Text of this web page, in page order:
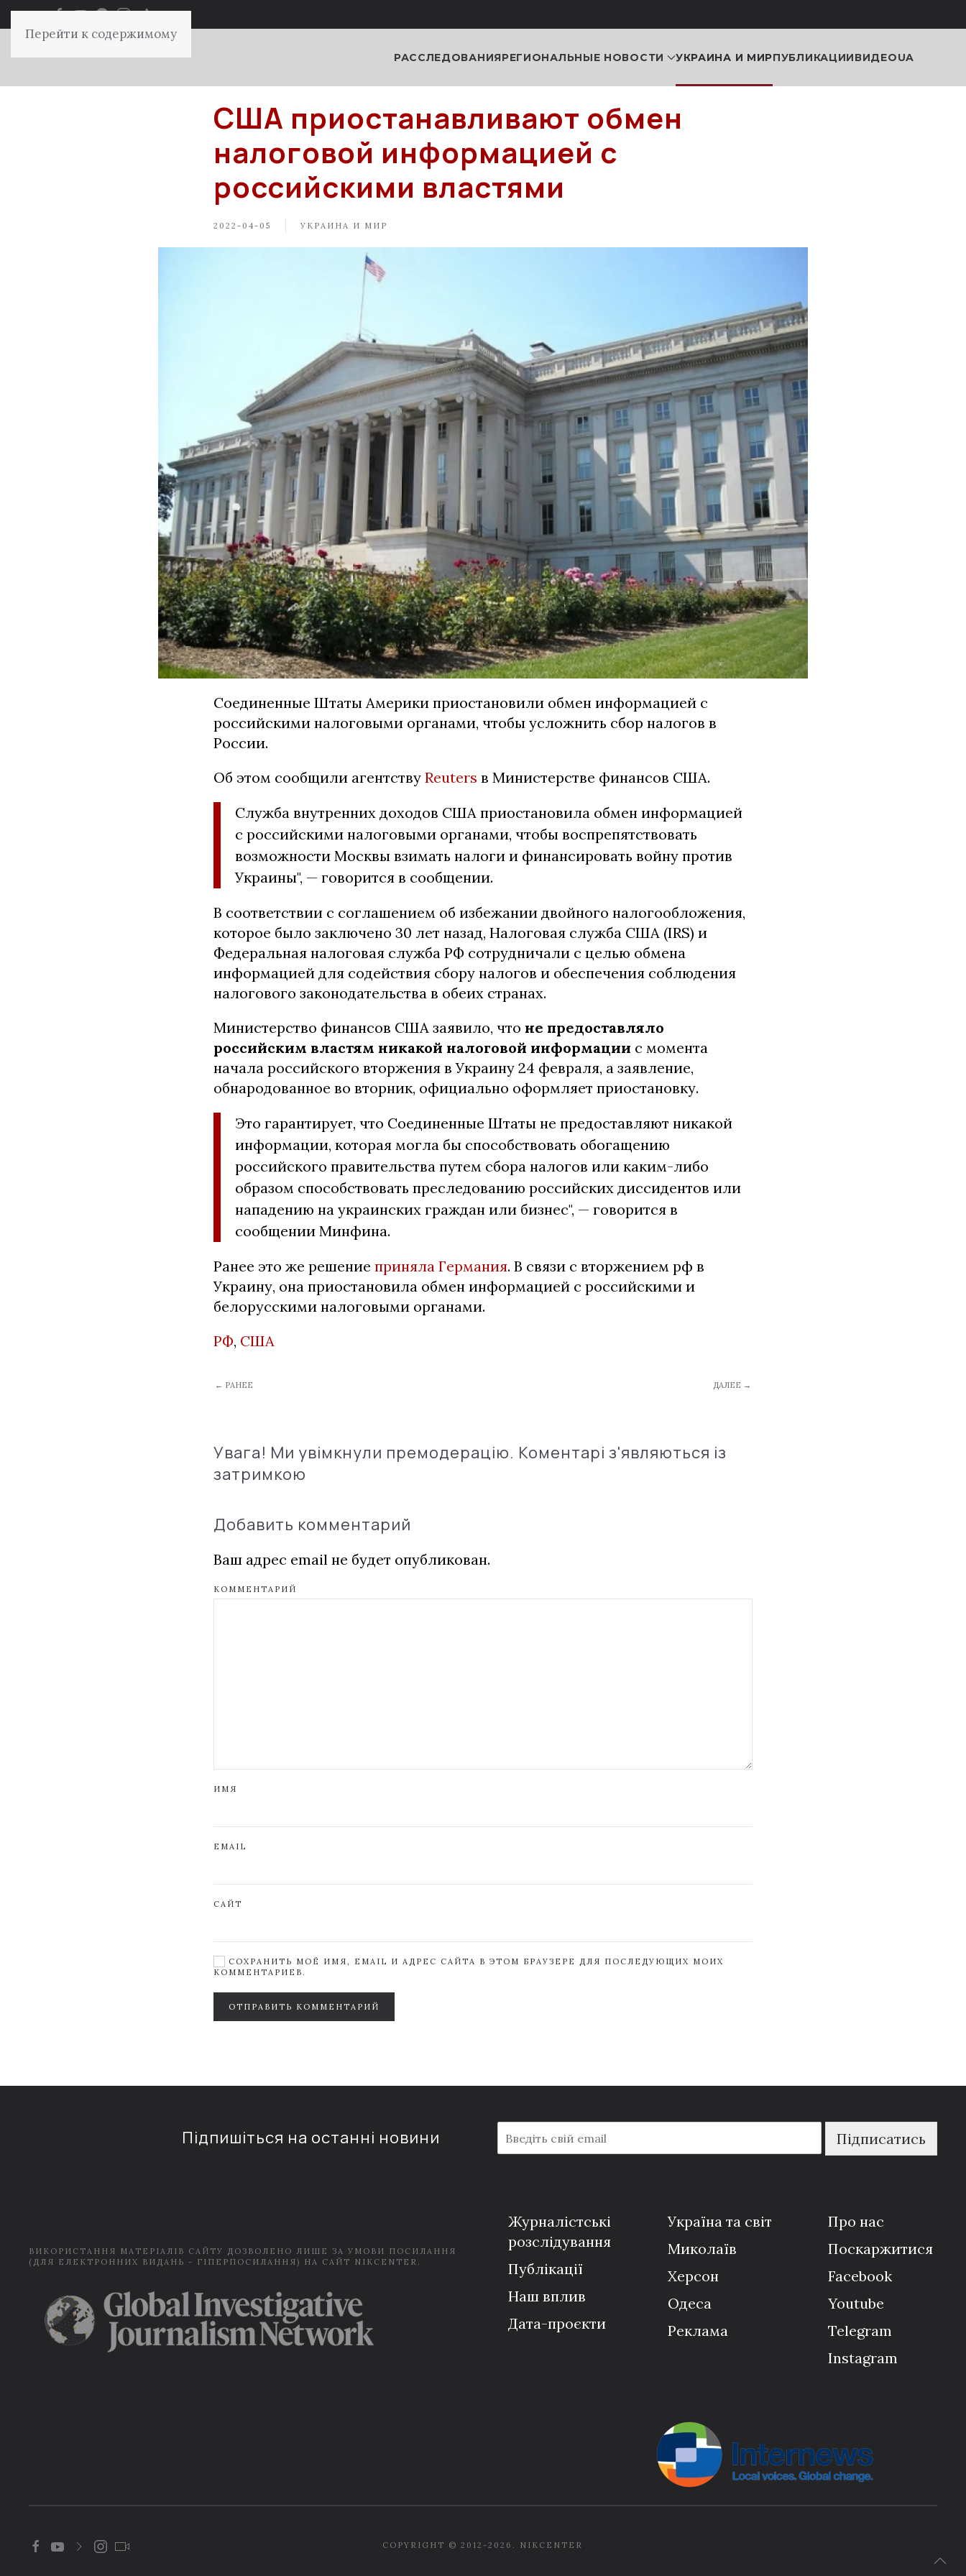
Перейти к содержимому
РАССЛЕДОВАНИЯРЕГИОНАЛЬНЫЕ НОВОСТИ УКРАИНА И МИРПУБЛИКАЦИИВИДЕОUA
США приостанавливают обмен
налоговой информацией с
российскими властями
2022-04-05 УКРАИНА И МИР
Соединенные Штаты Америки приостановили обмен информацией с
российскими налоговыми органами, чтобы усложнить сбор налогов в
России.
Об этом сообщили агентству Reuters в Министерстве финансов США.
Служба внутренних доходов США приостановила обмен информацией
с российскими налоговыми органами, чтобы воспрепятствовать
возможности Москвы взимать налоги и финансировать войну против
Украины", — говорится в сообщении.
В соответствии с соглашением об избежании двойного налогообложения,
которое было заключено 30 лет назад, Налоговая служба США (IRS) и
Федеральная налоговая служба РФ сотрудничали с целью обмена
информацией для содействия сбору налогов и обеспечения соблюдения
налогового законодательства в обеих странах.
Министерство финансов США заявило, что не предоставляло
российским властям никакой налоговой информации с момента
начала российского вторжения в Украину 24 февраля, а заявление,
обнародованное во вторник, официально оформляет приостановку.
Это гарантирует, что Соединенные Штаты не предоставляют никакой
информации, которая могла бы способствовать обогащению
российского правительства путем сбора налогов или каким-либо
образом способствовать преследованию российских диссидентов или
нападению на украинских граждан или бизнес", — говорится в
сообщении Минфина.
Ранее это же решение приняла Германия. В связи с вторжением рф в
Украину, она приостановила обмен информацией с российскими и
белорусскими налоговыми органами.
РФ, США
← РАНЕЕ ДАЛЕЕ →
Увага! Ми увімкнули премодерацію. Коментарі з'являються із
затримкою
Добавить комментарий
Ваш адрес email не будет опубликован.
КОММЕНТАРИЙ
ИМЯ
EMAIL
САЙТ
СОХРАНИТЬ МОЁ ИМЯ, EMAIL И АДРЕС САЙТА В ЭТОМ БРАУЗЕРЕ ДЛЯ ПОСЛЕДУЮЩИХ МОИХ
КОММЕНТАРИЕВ.
ОТПРАВИТЬ КОММЕНТАРИЙ
Підпишіться на останні новини
m
a
Підписатись
ВИКОРИСТАННЯ МАТЕРІАЛІВ САЙТУ ДОЗВОЛЕНО ЛИШЕ ЗА УМОВИ ПОСИЛАННЯ
(ДЛЯ ЕЛЕКТРОННИХ ВИДАНЬ - ГІПЕРПОСИЛАННЯ) НА САЙТ NIKCENTER.
Журналістські
розслідування
Публікації
Наш вплив
Дата-проєкти
Україна та світ
Миколаїв
Херсон
Одеса
Реклама
Про нас
Поскаржитися
Facebook
Youtube
Telegram
Instagram
COPYRIGHT © 2012-2026. NIKCENTER